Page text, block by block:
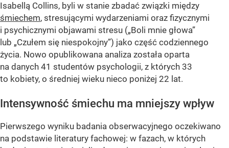
Isabellą Collins, byli w stanie zbadać związki między
śmiechem, stresującymi wydarzeniami oraz fizycznymi
i psychicznymi objawami stresu („Boli mnie głowa”
lub „Czułem się niespokojny”) jako część codziennego
życia. Nowo opublikowana analiza została oparta
na danych 41 studentów psychologii, z których 33
to kobiety, o średniej wieku nieco poniżej 22 lat.
Intensywność śmiechu ma mniejszy wpływ
Pierwszego wyniku badania obserwacyjnego oczekiwano
na podstawie literatury fachowej: w fazach, w których